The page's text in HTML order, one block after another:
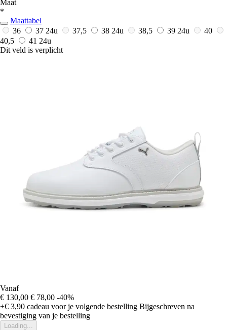
Maat
*
Maattabel
36
37 24u 37,5 38 24u 38,5 39 24u
40
40,5
41 24u
Dit veld is verplicht
Vanaf
€ 130,00 € 78,00 -40%
+€ 3,90 cadeau voor je volgende bestelling Bijgeschreven na
bevestiging van je bestelling
Loading...